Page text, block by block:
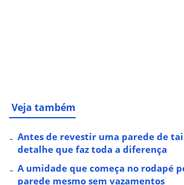
Veja também
Antes de revestir uma parede de
detalhe que faz toda a diferença
A umidade que começa no rodapé
parede mesmo sem vazamentos